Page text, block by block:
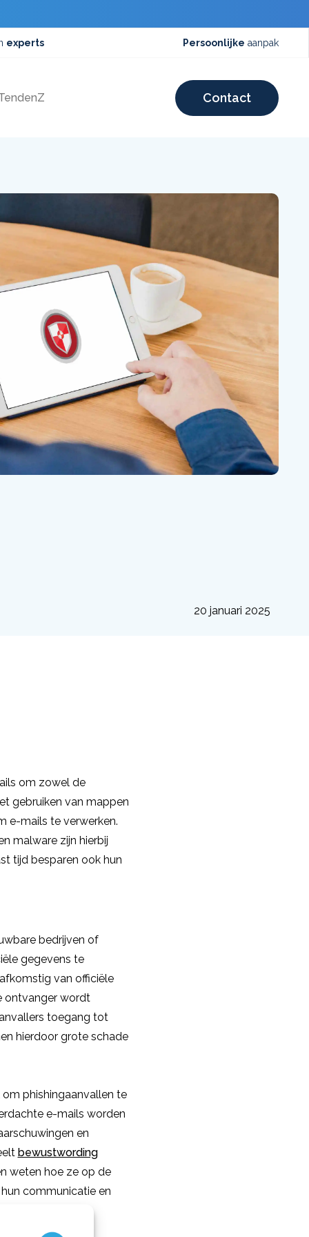
experts Persoonlijke aanpak
Contact
20 januari 2025
om zowel de
gebruiken van mappen
e-mails te verwerken.
malware zijn hierbij
tijd besparen ook hun
bedrijven of
gegevens te
van officiële
ontvanger wordt
toegang tot
hierdoor grote schade
phishingaanvallen te
e-mails worden
en
bewustwording
weten hoe ze op de
communicatie en